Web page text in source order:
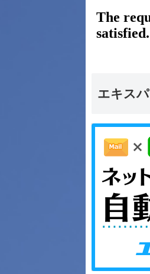
エキスパ